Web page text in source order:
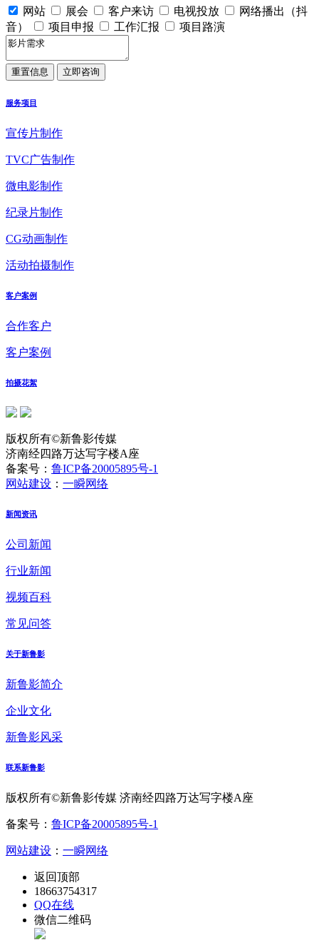
网站 展会 客户来访 电视投放
网络播出（抖
音）
项目申报 工作汇报 项目路演
服务项目
宣传片制作
TVC广告制作
微电影制作
纪录片制作
CG动画制作
活动拍摄制作
客户案例
合作客户
客户案例
拍摄花絮
版权所有©新鲁影传媒
济南经四路万达写字楼A座
备案号： 鲁ICP备20005895号-1
网站建设 ： 一瞬网络
新闻资讯
公司新闻
行业新闻
视频百科
常见问答
关于新鲁影
新鲁影简介
企业文化
新鲁影风采
联系新鲁影
版权所有©新鲁影传媒 济南经四路万达写字楼A座
备案号： 鲁ICP备20005895号-1
网站建设 ： 一瞬网络
返回顶部
18663754317
QQ在线
微信二维码